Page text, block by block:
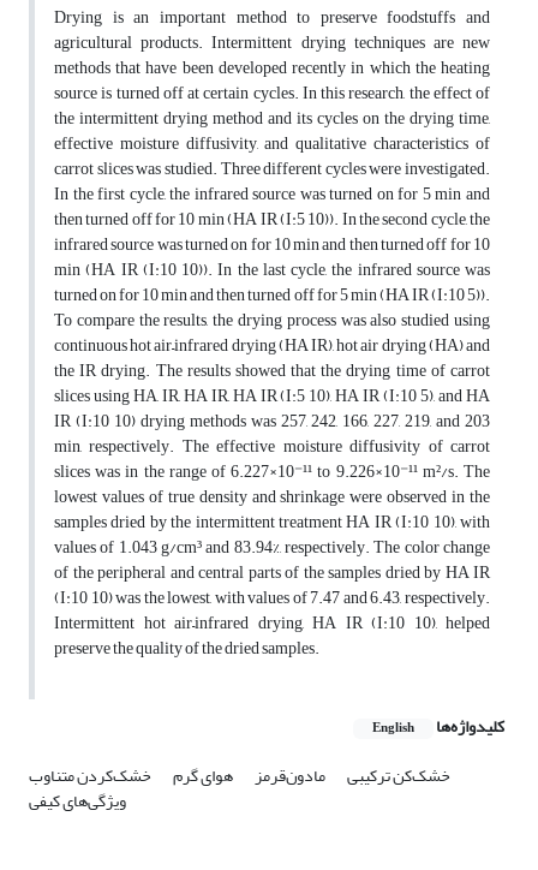
Drying is an important method to preserve foodstuffs and
agricultural products. Intermittent drying techniques are new
methods that have been developed recently in which the heating
source is turned off at certain cycles. In this research, the effect of
the intermittent drying method and its cycles on the drying time,
effective moisture diffusivity, and qualitative characteristics of
carrot slices was studied. Three different cycles were investigated.
In the first cycle, the infrared source was turned on for 5 min and
then turned off for 10 min (HA IR (I:5 10)). In the second cycle, the
infrared source was turned on for 10 min and then turned off for 10
min (HA IR (I:10 10)). In the last cycle, the infrared source was
turned on for 10 min and then turned off for 5 min (HA IR (I:10 5)).
To compare the results, the drying process was also studied using
continuous hot air–infrared drying (HA IR), hot air drying (HA) and
the IR drying. The results showed that the drying time of carrot
slices using HA, IR, HA IR, HA IR (I:5 10), HA IR (I:10 5), and HA
IR (I:10 10) drying methods was 257, 242, 166, 227, 219, and 203
min, respectively. The effective moisture diffusivity of carrot
slices was in the range of 6.227×10⁻¹¹ to 9.226×10⁻¹¹ m²/s. The
lowest values of true density and shrinkage were observed in the
samples dried by the intermittent treatment HA IR (I:10 10), with
values of 1.043 g/cm³ and 83.94%, respectively. The color change
of the peripheral and central parts of the samples dried by HA IR
(I:10 10) was the lowest, with values of 7.47 and 6.43, respectively.
Intermittent hot air–infrared drying, HA IR (I:10 10), helped
preserve the quality of the dried samples.
کلیدواژه‌ها English
خشک‌کن ترکیبی مادون‌قرمز هوای گرم خشک‌کردن متناوب
ویژگی‌های کیفی